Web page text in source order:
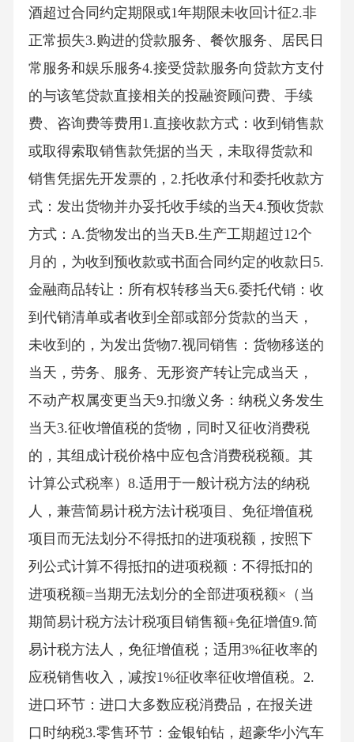
酒超过合同约定期限或1年期限未收回计征2.非
正常损失3.购进的贷款服务、餐饮服务、居民日
常服务和娱乐服务4.接受贷款服务向贷款方支付
的与该笔贷款直接相关的投融资顾问费、手续
费、咨询费等费用1.直接收款方式：收到销售款
或取得索取销售款凭据的当天，未取得货款和
销售凭据先开发票的，2.托收承付和委托收款方
式：发出货物并办妥托收手续的当天4.预收货款
方式：A.货物发出的当天B.生产工期超过12个
月的，为收到预收款或书面合同约定的收款日5.
金融商品转让：所有权转移当天6.委托代销：收
到代销清单或者收到全部或部分货款的当天，
未收到的，为发出货物7.视同销售：货物移送的
当天，劳务、服务、无形资产转让完成当天，
不动产权属变更当天9.扣缴义务：纳税义务发生
当天3.征收增值税的货物，同时又征收消费税
的，其组成计税价格中应包含消费税税额。其
计算公式税率）8.适用于一般计税方法的纳税
人，兼营简易计税方法计税项目、免征增值税
项目而无法划分不得抵扣的进项税额，按照下
列公式计算不得抵扣的进项税额：不得抵扣的
进项税额=当期无法划分的全部进项税额×（当
期简易计税方法计税项目销售额+免征增值9.简
易计税方法人，免征增值税；适用3%征收率的
应税销售收入，减按1%征收率征收增值税。2.
进口环节：进口大多数应税消费品，在报关进
口时纳税3.零售环节：金银铂钻，超豪华小汽车